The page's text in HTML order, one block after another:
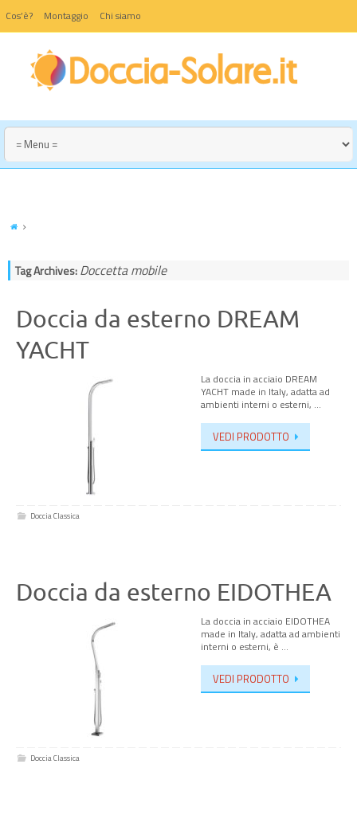
Cos’è? Montaggio Chi siamo
Tag Archives:Doccetta mobile
Doccia da esterno DREAM
YACHT
La doccia in acciaio DREAM
YACHT made in Italy, adatta ad
ambienti interni o esterni, …
VEDI PRODOTTO
Doccia Classica
Doccia da esterno EIDOTHEA
La doccia in acciaio EIDOTHEA
made in Italy, adatta ad ambienti
interni o esterni, è …
VEDI PRODOTTO
Doccia Classica